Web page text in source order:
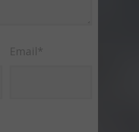
Email*